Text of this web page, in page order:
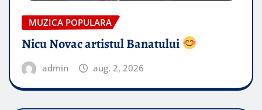
MUZICA POPULARA
Nicu Novac artistul Banatului
admin aug. 2, 2026